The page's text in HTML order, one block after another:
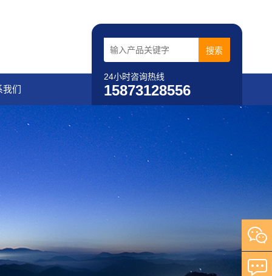
24小时咨询热线
15873128556
我们